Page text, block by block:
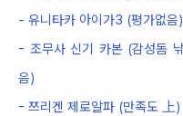
- 유니타카 아이가3 (평가없음)
- 조무사 신기 카본 (감성돔
음)
- 쯔리겐 제로알파 (만족도 上)